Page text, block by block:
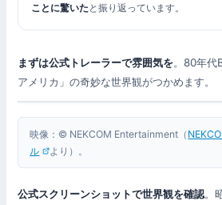
ことに驚いた と振り返っています。
まずは公式トレーラーで雰囲気を。80年代
アメリカ」の奇妙な世界観がつかめます。
映像：© NEKCOM Entertainment（
ル
より）。
公式スクリーンショットで世界観を確認。